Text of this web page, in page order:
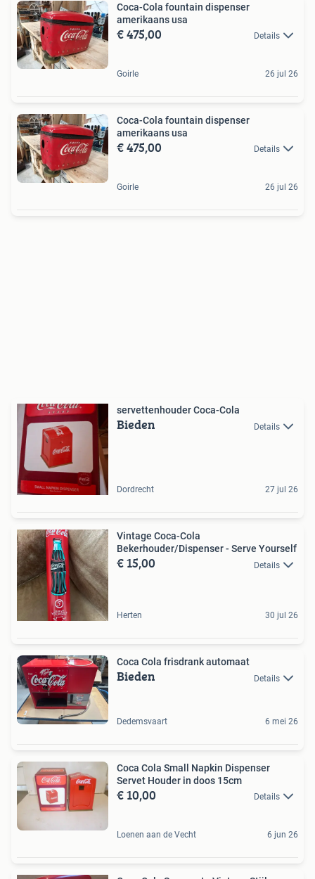
Coca-Cola fountain dispenser
amerikaans usa
€ 475,00 Details
Goirle 26 jul 26
Coca-Cola fountain dispenser
amerikaans usa
€ 475,00 Details
Goirle 26 jul 26
servettenhouder Coca-Cola
Bieden Details
Dordrecht 27 jul 26
Vintage Coca-Cola
Bekerhouder/Dispenser - Serve Yourself
€ 15,00 Details
Herten 30 jul 26
Coca Cola frisdrank automaat
Bieden Details
Dedemsvaart 6 mei 26
Coca Cola Small Napkin Dispenser
Servet Houder in doos 15cm
€ 10,00 Details
Loenen aan de Vecht 6 jun 26